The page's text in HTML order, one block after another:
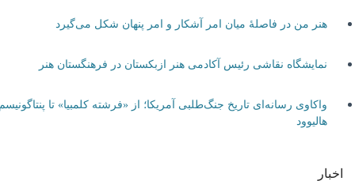
هنر من در فاصلۀ میان امر آشکار و امر پنهان شکل می‌گیرد
نمایشگاه نقاشی رئیس آکادمی هنر ازبکستان در فرهنگستان هنر
واکاوی رسانه‌ای تاریخ جنگ‌طلبی آمریکا؛ از «فرشته کلمبیا» تا پنتاگونیسم
هالیوود
اخبار